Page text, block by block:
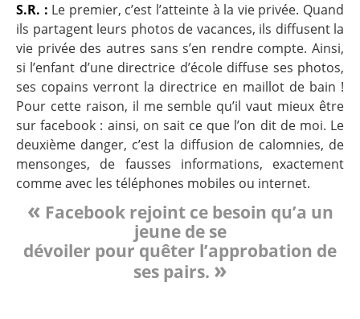
S.R. : Le premier, c’est l’atteinte à la vie privée. Quand
ils partagent leurs photos de vacances, ils diffusent la
vie privée des autres sans s’en rendre compte. Ainsi,
si l’enfant d’une directrice d’école diffuse ses photos,
ses copains verront la directrice en maillot de bain !
Pour cette raison, il me semble qu’il vaut mieux être
sur facebook : ainsi, on sait ce que l’on dit de moi. Le
deuxième danger, c’est la diffusion de calomnies, de
mensonges, de fausses informations, exactement
comme avec les téléphones mobiles ou internet.
« Facebook rejoint ce besoin qu’a un
jeune de se
dévoiler pour quêter l’approbation de
ses pairs. »